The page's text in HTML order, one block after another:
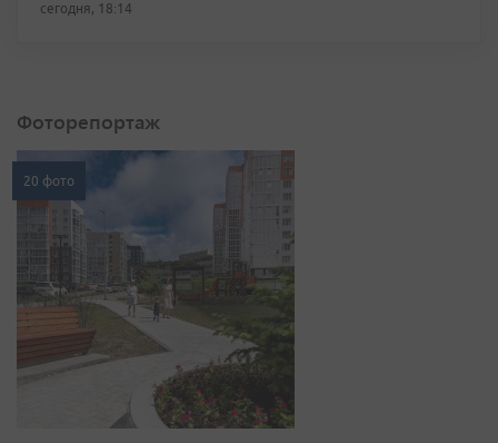
сегодня, 18:14
Фоторепортаж
20 фото